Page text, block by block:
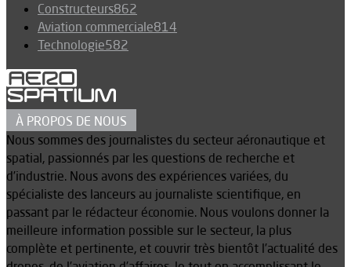
Constructeurs862
Aviation commerciale814
Technologie582
À PROPOS DE NOUS
Nous sommes des journalistes du secteur aéronautique et
spatial, passionnés par les questions de recherche et
d’industrie. Nous avons des expériences variées, du
spécialiste des lanceurs au journaliste scientifique, en
passant par le rédacteur économie. Nous voulons donner la
meilleure information possible sur le secteur, la plus
complète et pertinente, et couvrir très bientôt l’actualité des